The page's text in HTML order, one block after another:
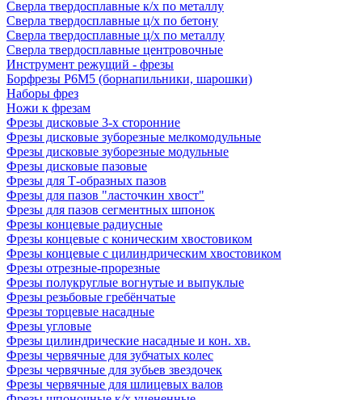
Сверла твердосплавные к/х по металлу
Сверла твердосплавные ц/х по бетону
Сверла твердосплавные ц/х по металлу
Сверла твердосплавные центровочные
Инструмент режущий - фрезы
Борфрезы Р6М5 (борнапильники, шарошки)
Наборы фрез
Ножи к фрезам
Фрезы дисковые 3-х сторонние
Фрезы дисковые зуборезные мелкомодульные
Фрезы дисковые зуборезные модульные
Фрезы дисковые пазовые
Фрезы для Т-образных пазов
Фрезы для пазов "ласточкин хвост"
Фрезы для пазов сегментных шпонок
Фрезы концевые радиусные
Фрезы концевые с коническим хвостовиком
Фрезы концевые с цилиндрическим хвостовиком
Фрезы отрезные-прорезные
Фрезы полукруглые вогнутые и выпуклые
Фрезы резьбовые гребёнчатые
Фрезы торцевые насадные
Фрезы угловые
Фрезы цилиндрические насадные и кон. хв.
Фрезы червячные для зубчатых колес
Фрезы червячные для зубьев звездочек
Фрезы червячные для шлицевых валов